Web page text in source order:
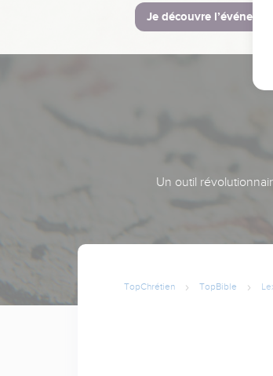
Je découvre l’événement
Un outil
TopChrétien TopBible